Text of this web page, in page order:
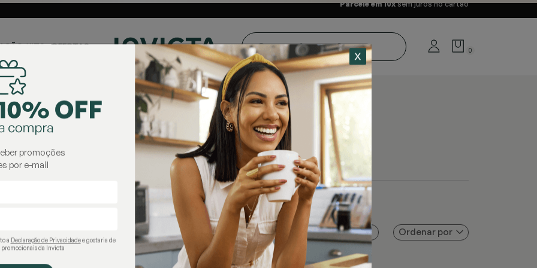
e Centro-
Loja oficialInvicta® no Brasil Parcele em 10xsem juros no cartão
KITS OFERTAS 0
garrafas térmicas
Filtros Ordenar por
promoções
por e-mail
aDeclaração de Privacidadee gostaria de
da Invicta